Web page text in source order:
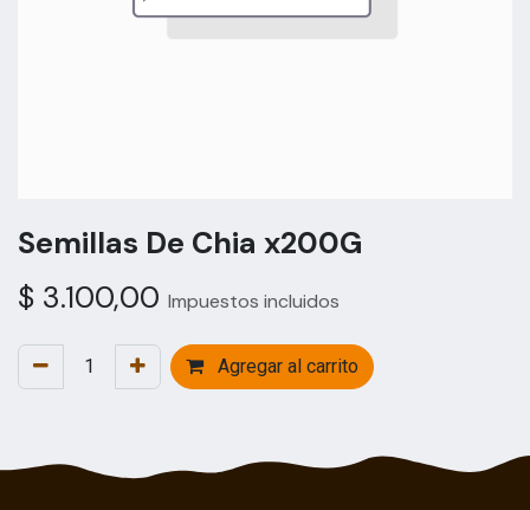
Semillas De Chia x200G
$ 3.100,00 Impuestos incluidos
Agregar al carrito